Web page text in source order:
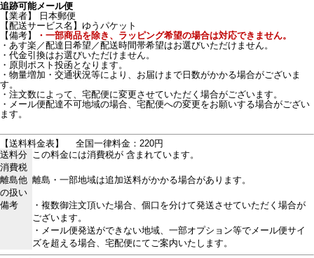
追跡可能メール便
【業者】 日本郵便
【配送サービス名】ゆうパケット
【備考】
・一部商品を除き、ラッピング希望の場合は対応できません。
・あす楽／配達日希望／配送時間帯希望はお選びいただけません。
・代金引換はお選びいただけません。
・原則ポスト投函となります。
・物量増加・交通状況等により、お届けまで日数がかかる場合がございま
す。
・注文数によって、宅配便に変更させていただく場合がございます。
・メール便配達不可地域の場合、宅配便への変更をお願いする場合がござい
ます。
【送料料金表】
全国一律料金：220円
送料分
消費税
この料金には消費税が 含まれています。
離島他
の扱い
離島・一部地域は追加送料がかかる場合があります。
備考
・複数御注文頂いた場合、個口を分けて発送させていただく場合が
ございます。
・メール便発送ができない地域、一部オプション等でメール便サイ
ズを超える場合、宅配便にてご案内いたします。